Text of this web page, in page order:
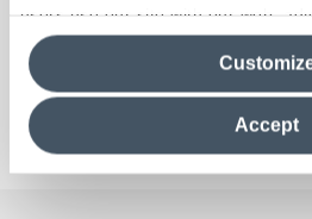
users use our site with our web,
media analytics partners, who
information in their possession. By
clicking on "Reject", it will be
the site after installing only
information see the
Cookie Policy
Accept
vetas cortas la estética de
carácter rico y vivo de las
Descubra la